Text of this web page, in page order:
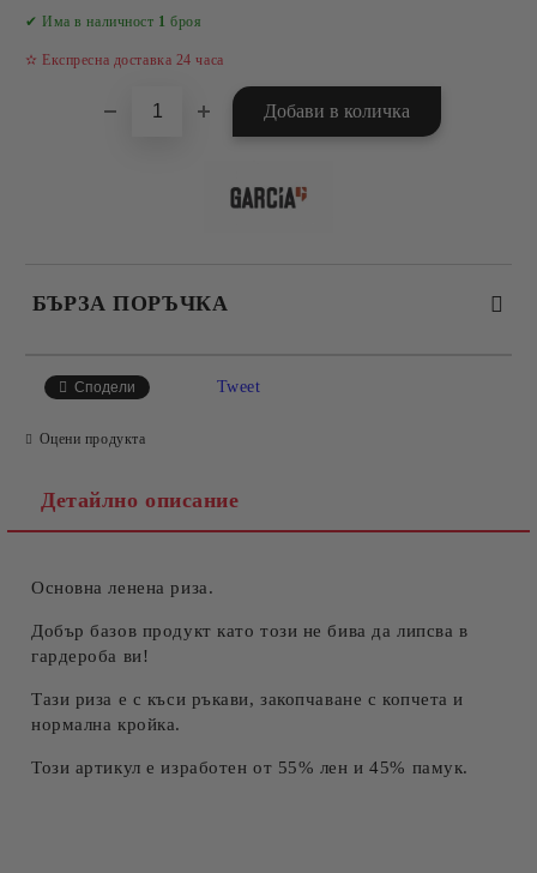
✔ Има в наличност 1 броя
✫ Експресна доставка 24 часа
БЪРЗА ПОРЪЧКА
Съгласен съм сПолитиката за лични данни
Ние ще се свържем с вас в рамките на работния ден.
Сподели Tweet
Оцени продукта
Детайлно описание
Основна ленена риза.
Добър базов продукт като този не бива да липсва в
гардероба ви!
Тази риза е с къси ръкави, закопчаване с копчета и
нормална кройка.
Този артикул е изработен от 55% лен и 45% памук.